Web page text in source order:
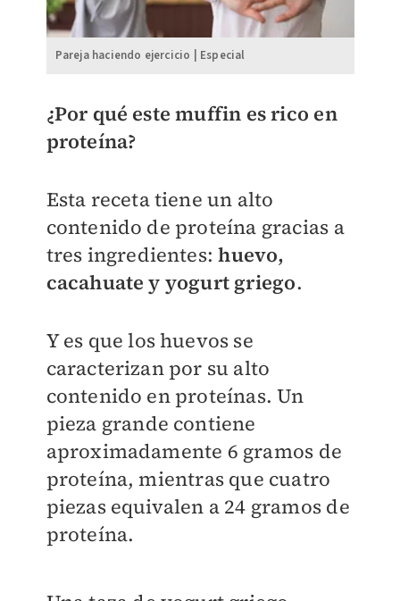
Pareja haciendo ejercicio | Especial
¿Por qué este muffin es rico en
proteína?
Esta receta tiene un alto
contenido de proteína gracias a
tres ingredientes:huevo,
cacahuate y yogurt griego.
Y es que los huevos se
caracterizan por su alto
contenido en proteínas. Un
pieza grande contiene
aproximadamente 6 gramos de
proteína, mientras que cuatro
piezas equivalen a 24 gramos de
proteína.